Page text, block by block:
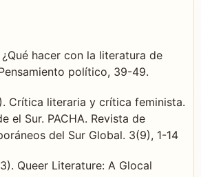
hacer con la literatura de
político, 39-49.
Crítica literaria y crítica feminista.
el Sur. PACHA. Revista de
del Sur Global. 3(9), 1-14
Queer Literature: A Glocal